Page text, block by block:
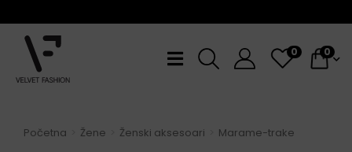
0 0
Početna Žene Ženski aksesoari Marame-trake